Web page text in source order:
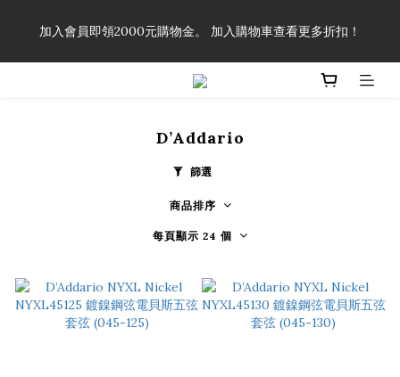
享有弦線、配件終生89折優惠！
加入會員即領2000元購物金。 加入購物車查看更多折扣！
「一生弦命！」單筆購買弦線、配件滿$999（不含運費），即可
D’Addario
篩選
商品排序
每頁顯示 24 個